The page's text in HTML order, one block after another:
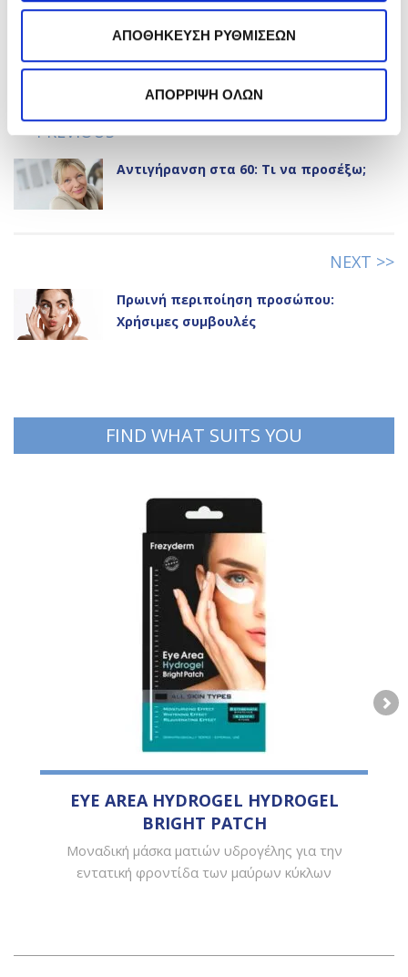
ΑΠΟΘΗΚΕΥΣΗ ΡΥΘΜΙΣΕΩΝ
ΑΠΟΡΡΙΨΗ ΟΛΩΝ
DISCOVER MORE ARTICLES:
<< PREVIOUS
Αντιγήρανση στα 60: Τι να προσέξω;
NEXT >>
Πρωινή περιποίηση προσώπου:
Χρήσιμες συμβουλές
FIND WHAT SUITS YOU
EYE AREA HYDROGEL HYDROGEL
BRIGHT PATCH
Μοναδική μάσκα ματιών υδρογέλης για την
εντατική φροντίδα των μαύρων κύκλων